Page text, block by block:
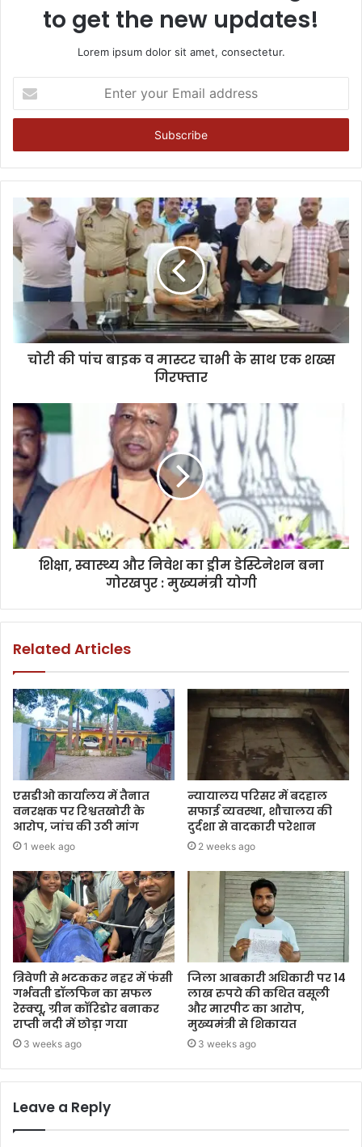
to get the new updates!
Lorem ipsum dolor sit amet, consectetur.
your
Email
चोरी की पांच बाइक व मास्टर चाभी के साथ एक शख्स
गिरफ्तार
शिक्षा, स्वास्थ्य और निवेश का ड्रीम डेस्टिनेशन बना
गोरखपुर : मुख्यमंत्री योगी
Related Articles
एसडीओ कार्यालय में तैनात
वनरक्षक पर रिश्वतखोरी के
आरोप, जांच की उठी मांग
1 week ago
न्यायालय परिसर में बदहाल
सफाई व्यवस्था, शौचालय की
दुर्दशा से वादकारी परेशान
2 weeks ago
त्रिवेणी से भटककर नहर में फंसी
गर्भवती डॉलफिन का सफल
रेस्क्यू, ग्रीन कॉरिडोर बनाकर
राप्ती नदी में छोड़ा गया
3 weeks ago
जिला आबकारी अधिकारी पर 14
लाख रुपये की कथित वसूली
और मारपीट का आरोप,
मुख्यमंत्री से शिकायत
3 weeks ago
Leave a Reply